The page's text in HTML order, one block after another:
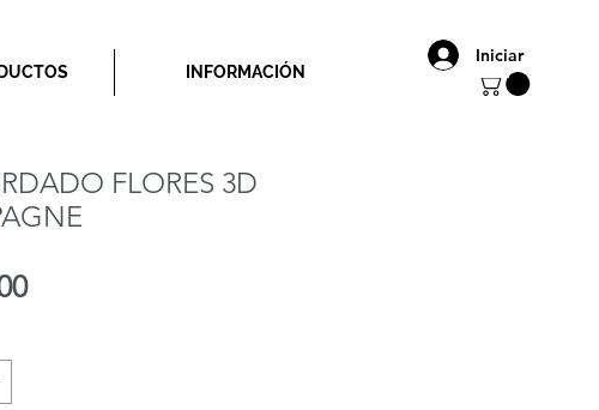
Iniciar
INFORMACIÓN
FLORES 3D
Precio